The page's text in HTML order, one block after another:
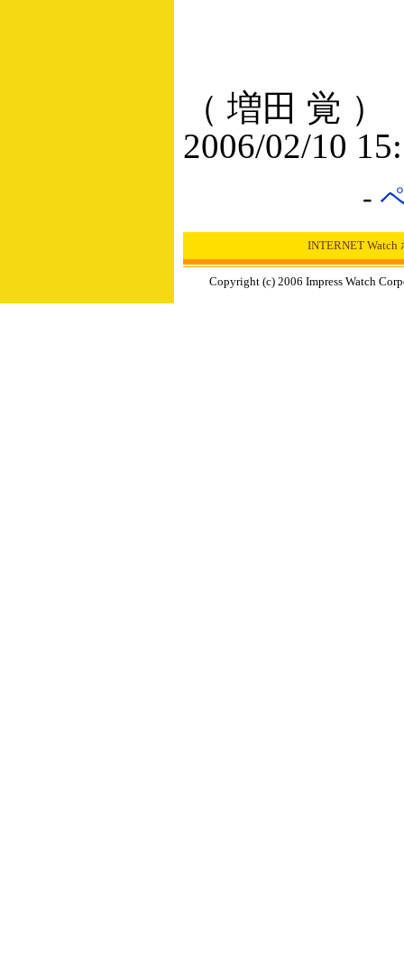
（ 増田 覚 ）
2006/02/10
-
INTERNET Watch
Copyright (c) 2006 Impress Watch